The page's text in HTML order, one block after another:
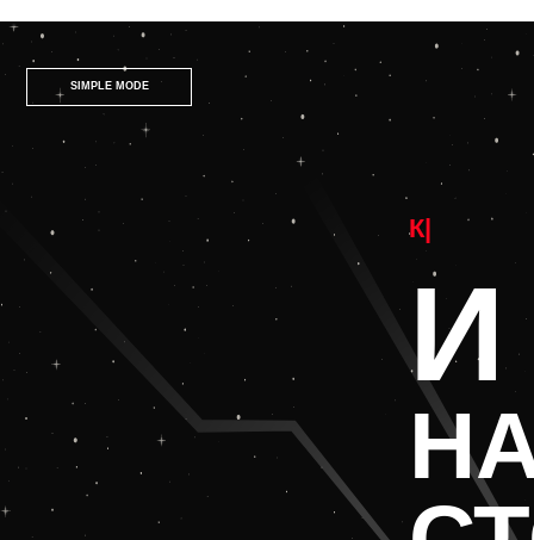
И
НА
НЕ ТЕРЯЕМ
ЗА